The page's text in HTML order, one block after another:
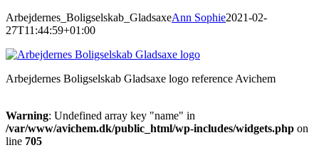
Arbejdernes_Boligselskab_GladsaxeAnn Sophie2021-02-
27T11:44:59+01:00
Arbejdernes Boligselskab Gladsaxe logo reference Avichem
Warning: Undefined array key "name" in
/var/www/avichem.dk/public_html/wp-includes/widgets.php on
line 705